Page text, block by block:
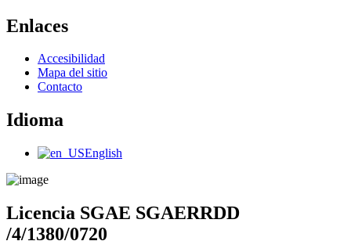
Enlaces
Main
Menu
Accesibilidad
Mapa del sitio
Contacto
Idioma
Main
English
Licencia SGAE SGAERRDD
/4/1380/0720